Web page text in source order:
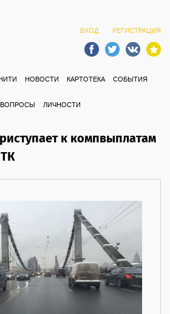
ВХОД РЕГИСТРАЦИЯ
НОВОСТИ КАРТОТЕКА СОБЫТИЯ
ВОПРОСЫ ЛИЧНОСТИ
к компвыплатам